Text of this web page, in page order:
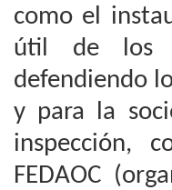
como el
útil de los
defendiendo
y para la
inspección,
FEDAOC